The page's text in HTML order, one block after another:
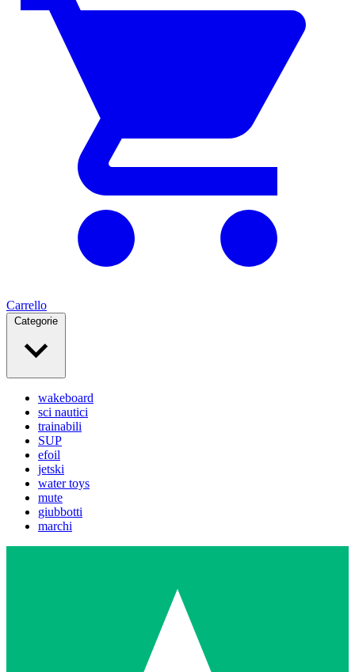
Carrello
Categorie
wakeboard
sci nautici
trainabili
SUP
efoil
jetski
water toys
mute
giubbotti
marchi